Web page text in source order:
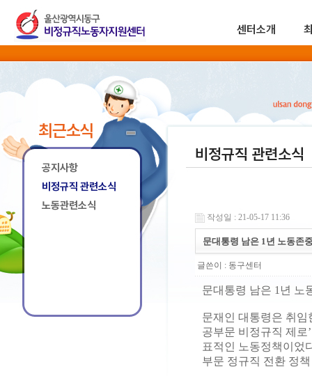
센터소개
최근소식
공지사항
비정규직 관련소식
노동관련소식
비정규직 관련소식
작성일 : 21-05-17 11:36
문대통령 남은 1년 노동존
글쓴이 : 동구센터
문대통령 남은 1년 노
문재인 대통령은 취임
공부문 비정규직 제로
표적인 노동정책이었
부문 정규직 전환 정